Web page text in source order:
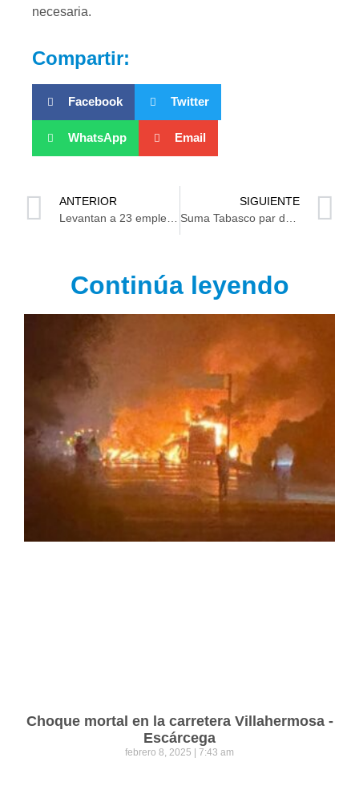
necesaria.
Compartir:
Facebook Twitter
WhatsApp Email
ANTERIOR
Levantan a 23 empleados de Seguridad Pública en Chiapas
SIGUIENTE
Suma Tabasco par de medallas de bronce en TKD
Continúa leyendo
Choque mortal en la carretera Villahermosa -
Escárcega
febrero 8, 2025 7:43 am